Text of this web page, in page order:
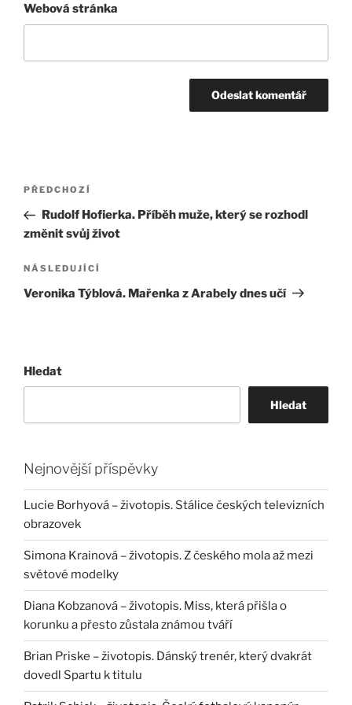
Webová stránka
Navigace
příspěvek
Předchozí
příspěvek
PŘEDCHOZÍ
Rudolf Hofierka. Příběh muže, který se rozhodl
změnit svůj život
Následující
příspěvek
NÁSLEDUJÍCÍ
Veronika Týblová. Mařenka z Arabely dnes učí
Hledat
Hledat
Nejnovější příspěvky
Lucie Borhyová – životopis. Stálice českých televizních
obrazovek
Simona Krainová – životopis. Z českého mola až mezi
světové modelky
Diana Kobzanová – životopis. Miss, která přišla o
korunku a přesto zůstala známou tváří
Brian Priske – životopis. Dánský trenér, který dvakrát
dovedl Spartu k titulu